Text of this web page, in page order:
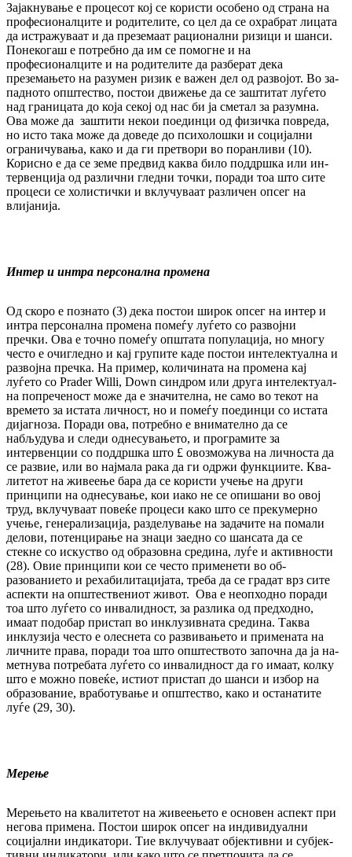
Зајакнување е процесот кој се користи осо­бе­но од страна на
професионалците и ро­ди­те­лите, со цел да се охрабрат лицата
да ис­тра­жу­ваат и да преземаат рационални ри­зи­ци и шанси.
Понекогаш е потребно да им се по­могне и на
професионалците и на ро­ди­те­ли­те да разберат дека
преземањето на ра­зу­мен ризик е важен дел од развојот. Во за­
пад­но­то општество, постои движење да се заш­ти­тат луѓето
над границата до која секој од нас би ја сметал за разумна.
Ова може да заш­ти­ти некои поединци од физичка по­вре­да,
но исто така може да доведе до пси­хо­лош­ки и социјални
ограничувања, како и да ги претвори во поранливи (10).
Корисно е да се земе предвид каква било поддршка или ин­
тервенција од различни гледни точки, по­ра­ди тоа што сите
процеси се холистички и вклу­чу­ваат различен опсег на
влијанија.
Интер и интра персонална промена
Од скоро е познато (3) дека постои широк оп­сег на интер и
интра персонална промена по­меѓу луѓето со развојни
пречки. Ова е точ­но помеѓу општата популација, но многу
чес­то е очигледно и кај групите каде постои ин­телектуална и
развојна пречка. На пример, ко­личината на промена кај
луѓето со Prader Willi, Down синдром или друга ин­те­лек­туал­
на попреченост може да е значителна, не само во текот на
времето за истата лич­ност, но и помеѓу поединци со истата
дија­гно­за. Поради ова, потребно е внимателно да се
набљудува и следи однесувањето, и про­гра­ми­те за
интервенции со поддршка што £ овоз­можува на личноста да
се развие, или во нај­мала рака да ги одржи функциите. Ква­
ли­те­тот на живеење бара да се користи учење на други
принципи на однесување, кои иако не се опишани во овој
труд, вклучуваат по­ве­ќе процеси како што се прекумерно
учење, ге­нерализација, разделување на задачите на по­мали
делови, потенцирање на знаци заед­но со шансата да се
стекне со искуство од об­ра­зовна средина, луѓе и активности
(28). Овие принципи кои се често применети во об­
разованието и рехабилитацијата, треба да се градат врз сите
аспекти на општествениот жи­вот. Ова е неопходно поради
тоа што лу­ѓе­то со инвалидност, за разлика од пред­ход­но,
имаат подобар пристап во инклузивната сре­ди­на. Таква
инклузија често е олеснета со раз­вивањето и примената на
личните права, по­ради тоа што општеството започна да ја на­
метнува потребата луѓето со инвалидност да го имаат, колку
што е можно повеќе, истиот прис­тап до шанси и избор на
образование, вра­ботување и општество, како и останатите
луѓе (29, 30).
Мерење
Мерењето на квалитетот на живеењето е ос­но­вен аспект при
негова примена. Постои ши­рок опсег на индивидуални
социјални ин­ди­катори. Тие вклучуваат објективни и суб­јек­